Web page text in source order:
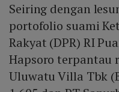
Seiring dengan
portofolio suami
Rakyat (DPR) RI
Hapsoro terpantau
Uluwatu Villa Tbk